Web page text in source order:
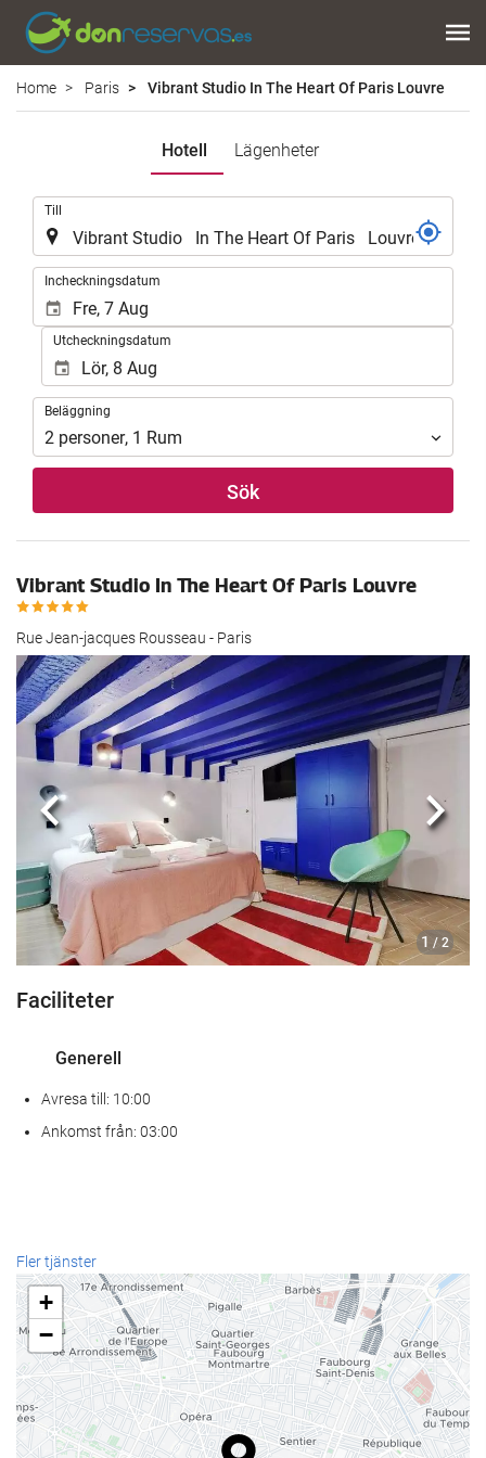
Home Paris Vibrant Studio In The Heart Of Paris Louvre
Hotell Lägenheter
Till
Incheckningsdatum
Utcheckningsdatum
Beläggning
Beläggning
2 personer, 1 Rum
Sök
Vibrant Studio In The Heart Of Paris Louvre
Rue Jean-jacques Rousseau - Paris
1 / 2
Föregående
Faciliteter
Generell
Avresa till: 10:00
Ankomst från: 03:00
Fler tjänster
+
−